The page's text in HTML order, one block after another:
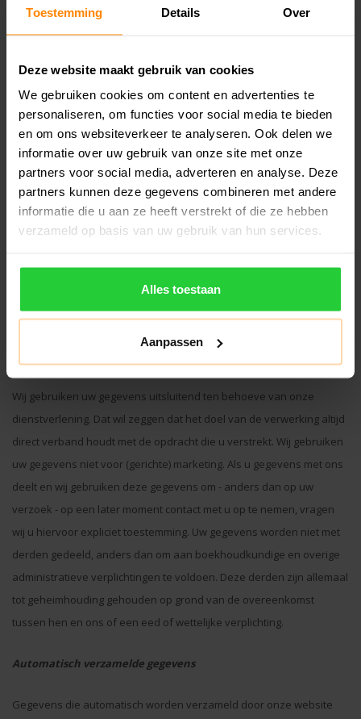
Toestemming Details Over
Deze website maakt gebruik van cookies
We gebruiken cookies om content en advertenties te
personaliseren, om functies voor social media te bieden
en om ons websiteverkeer te analyseren. Ook delen we
informatie over uw gebruik van onze site met onze
partners voor social media, adverteren en analyse. Deze
partners kunnen deze gegevens combineren met andere
informatie die u aan ze heeft verstrekt of die ze hebben
verzameld op basis van uw gebruik van hun services.
Alles toestaan
Aanpassen
Externe verkoopkanalen
Wij verkopen (een deel van) onze artikelen via het platform van
Bol.com. Als u via dit platform een bestelling plaatst dan deelt
Bol.com uw bestel- en persoonsgegevens met ons. Wij gebruiken
deze gegevens om uw bestelling af te handelen. Wij gaan
vertrouwelijk met uw gegevens om en hebben passende technische
en organisatorische maatregelen getroffen om uw gegevens te
beschermen tegen verlies en ongeoorloofd gebruik.
Doel van de gegevensverwerking
Wij gebruiken uw gegevens uitsluitend ten behoeve van onze
dienstverlening. Dat wil zeggen dat het doel van de verwerking altijd
direct verband houdt met de opdracht die u verstrekt. Wij gebruiken
uw gegevens niet voor (gerichte) marketing. Als u gegevens met ons
deelt en wij gebruiken deze gegevens om - anders dan op uw
verzoek - op een later moment contact met u op te nemen, vragen
wij u hiervoor expliciet toestemming. Uw gegevens worden niet met
derden gedeeld, anders dan om aan boekhoudkundige en overige
administratieve verplichtingen te voldoen. Deze derden zijn allemaal
tot geheimhouding gehouden op grond van de overeenkomst
tussen hen en ons of een eed of wettelijke verplichting.
Automatisch verzamelde gegevens
Gegevens die automatisch worden verzameld door onze website